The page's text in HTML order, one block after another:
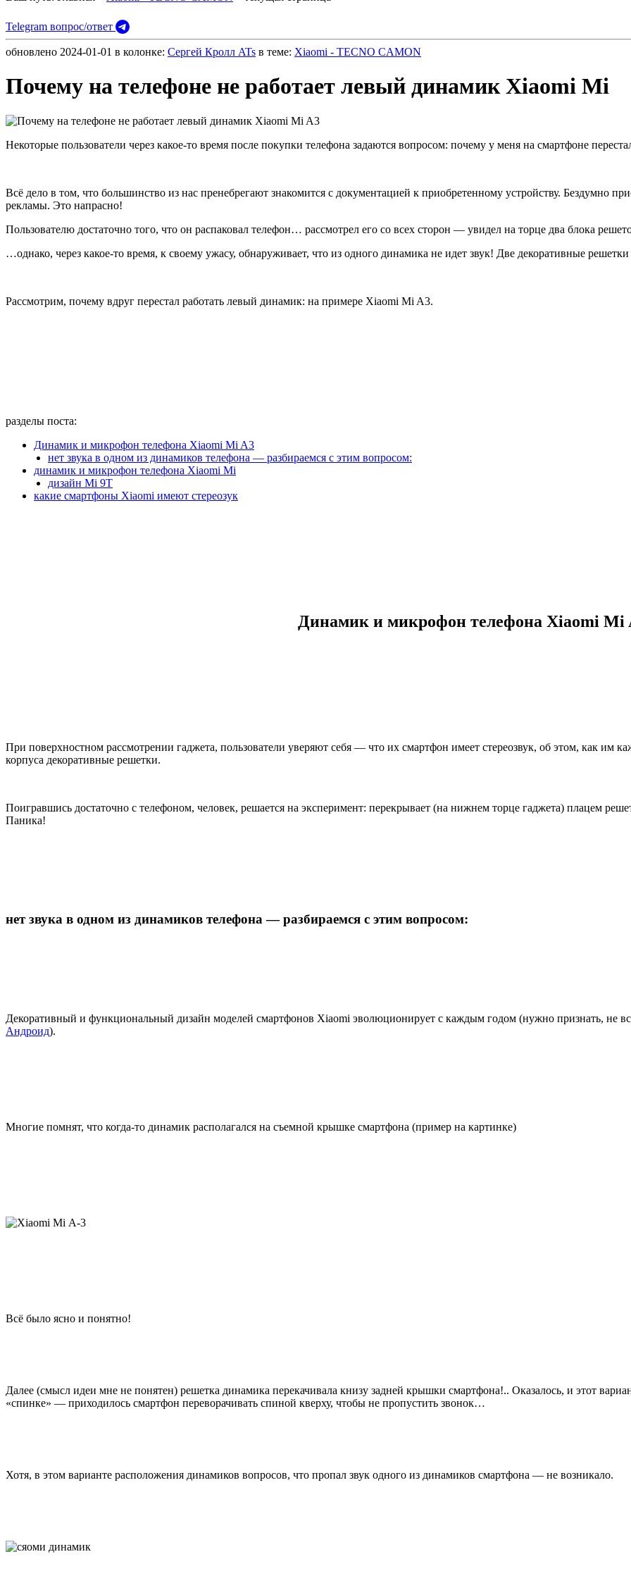
Telegram вопрос/ответ
обновлено 2024-01-01 в колонке: Сергей Кролл ATs в теме: Xiaomi - TECNO CAMON
Почему на телефоне не работает левый динамик Xiaomi Mi
Некоторые пользователи через какое-то время после покупки телефона задаются вопросом: почему у меня на смартфоне
Всё дело в том, что большинство из нас пренебрегают знакомится с документацией к приобретенному устройству. Бездумно
рекламы. Это напрасно!
Пользователю достаточно того, что он распаковал телефон… рассмотрел его со всех сторон — увидел на торце два блока
…однако, через какое-то время, к своему ужасу, обнаруживает, что из одного динамика не идет звук! Две декоративные
Рассмотрим, почему вдруг перестал работать левый динамик: на примере Xiaomi Mi A3.
разделы поста:
Динамик и микрофон телефона Xiaomi Mi A3
нет звука в одном из динамиков телефона — разбираемся с этим вопросом:
динамик и микрофон телефона Xiaomi Mi
дизайн Mi 9T
какие смартфоны Xiaomi имеют стереозук
Динамик и микрофон телефона Xiaomi Mi
При поверхностном рассмотрении гаджета, пользователи уверяют себя — что их смартфон имеет стереозвук, об этом, как им
корпуса декоративные решетки.
Поигравшись достаточно с телефоном, человек, решается на эксперимент: перекрывает (на нижнем торце гаджета) плацем
Паника!
нет звука в одном из динамиков телефона — разбираемся с этим вопросом:
Декоративный и функциональный дизайн моделей смартфонов Xiaomi эволюционирует с каждым годом (нужно признать, не
Андроид).
Многие помнят, что когда-то динамик располагался на съемной крышке смартфона (пример на картинке)
Всё было ясно и понятно!
Далее (смысл идеи мне не понятен) решетка динамика перекачивала книзу задней крышки смартфона!.. Оказалось, и этот
«спинке» — приходилось смартфон переворачивать спиной кверху, чтобы не пропустить звонок…
Хотя, в этом варианте расположения динамиков вопросов, что пропал звук одного из динамиков смартфона — не возникало.